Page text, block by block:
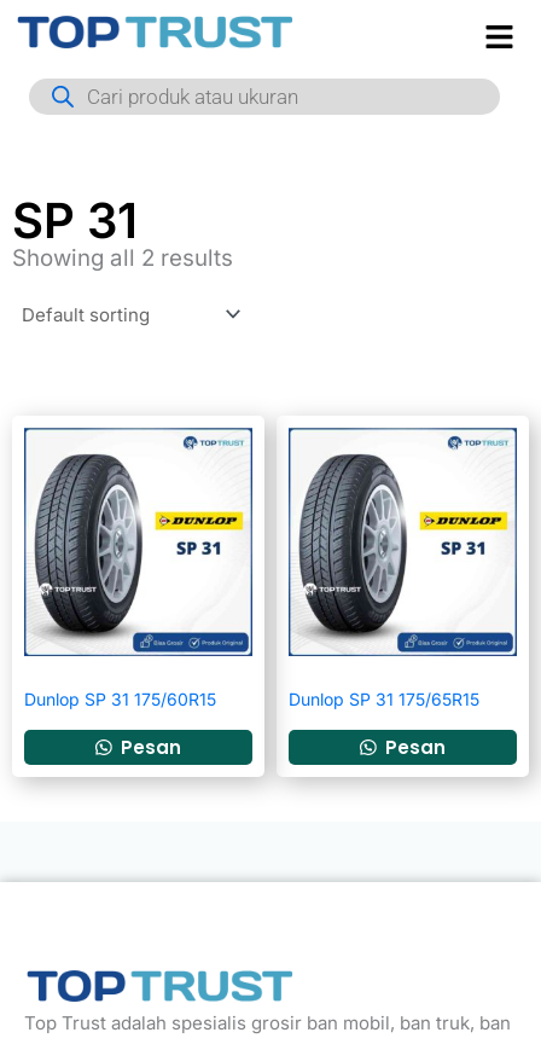
Skip
contentProducts
search
SP 31
Showing all 2 results
Dunlop SP 31 175/60R15
Pesan
Dunlop SP 31 175/65R15
Pesan
Top Trust adalah spesialis grosir ban mobil, ban truk, ban